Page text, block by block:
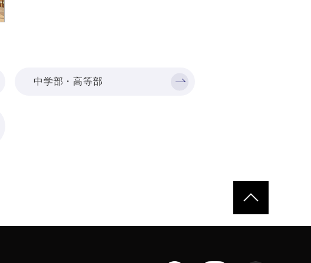
中学部・高等部